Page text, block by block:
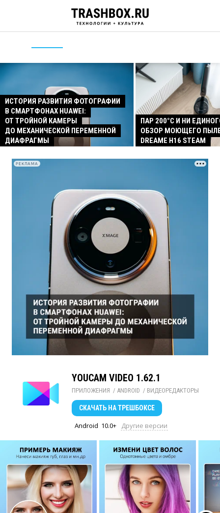
ИСТОРИЯ РАЗВИТИЯ ФОТОГРАФИИ
В СМАРТФОНАХ HUAWEI:
ОТ ТРОЙНОЙ КАМЕРЫ
ДО МЕХАНИЧЕСКОЙ ПЕРЕМЕННОЙ
ДИАФРАГМЫ
ПАР 200°C И НИ
ОБЗОР МОЮЩЕГО
DREAME H16 STEAM
РЕКЛАМА
YOUCAM VIDEO 1.62.1
ПРИЛОЖЕНИЯ / ANDROID / ВИДЕОРЕДАКТОРЫ
СКАЧАТЬ НА ТРЕШБОКСЕ
Android 10.0+ Другие версии